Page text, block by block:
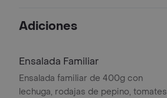
Adiciones
Ensalada Familiar
Ensalada familiar de 400g con
lechuga, rodajas de pepino, tomates